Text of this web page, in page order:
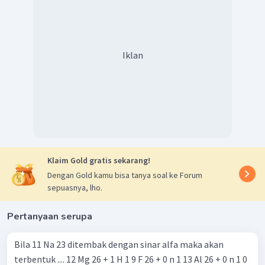
Iklan
Klaim Gold gratis sekarang!
Dengan Gold kamu bisa tanya soal ke Forum
sepuasnya, lho.
Pertanyaan serupa
Bila 11 Na 23 ditembak dengan sinar alfa maka akan
terbentuk .... 12 Mg 26 + 1 H 1 9 F 26 + 0 n 1 13 Al 26 + 0 n 1 0